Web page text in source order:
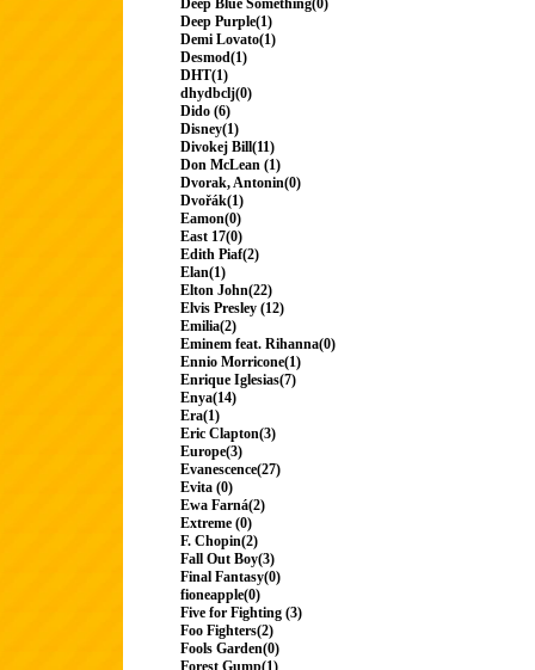
Deep Blue Something(0)
Deep Purple(1)
Demi Lovato(1)
Desmod(1)
DHT(1)
dhydbclj(0)
Dido (6)
Disney(1)
Divokej Bill(11)
Don McLean (1)
Dvorak, Antonin(0)
Dvořák(1)
Eamon(0)
East 17(0)
Edith Piaf(2)
Elan(1)
Elton John(22)
Elvis Presley (12)
Emilia(2)
Eminem feat. Rihanna(0)
Ennio Morricone(1)
Enrique Iglesias(7)
Enya(14)
Era(1)
Eric Clapton(3)
Europe(3)
Evanescence(27)
Evita (0)
Ewa Farná(2)
Extreme (0)
F. Chopin(2)
Fall Out Boy(3)
Final Fantasy(0)
fioneapple(0)
Five for Fighting (3)
Foo Fighters(2)
Fools Garden(0)
Forest Gump(1)